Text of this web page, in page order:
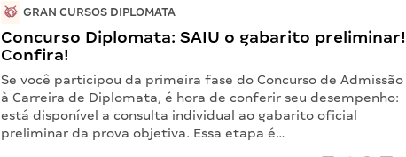
GRAN CURSOS DIPLOMATA
Concurso Diplomata: SAIU o gabarito preliminar!
Confira!
Se você participou da primeira fase do Concurso de Admissão
à Carreira de Diplomata, é hora de conferir seu desempenho:
está disponível a consulta individual ao gabarito oficial
preliminar da prova objetiva. Essa etapa é…